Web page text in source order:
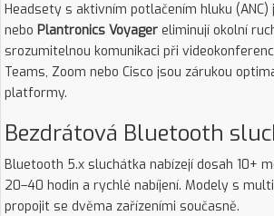
Headsety s aktivním potlačením hluku (ANC)
nebo Plantronics Voyager eliminují okolní
srozumitelnou komunikaci při
Teams, Zoom nebo Cisco jsou zárukou
platformy.
Bezdrátová Bluetooth
Bluetooth 5.x sluchátka nabízejí dosah 10+
20–40 hodin a rychlé nabíjení. Modely s
propojit se dvěma zařízeními současně.